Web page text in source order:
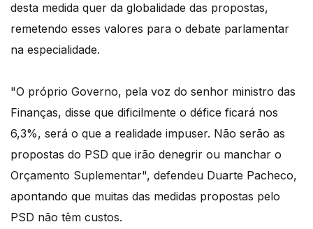
desta medida quer da globalidade das propostas,
remetendo esses valores para o debate parlamentar
na especialidade.
"O próprio Governo, pela voz do senhor ministro das
Finanças, disse que dificilmente o défice ficará nos
6,3%, será o que a realidade impuser. Não serão as
propostas do PSD que irão denegrir ou manchar o
Orçamento Suplementar", defendeu Duarte Pacheco,
apontando que muitas das medidas propostas pelo
PSD não têm custos.